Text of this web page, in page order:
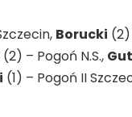
Borucki (2)
(2) – Pogoń N.S.,
(1) – Pogoń II